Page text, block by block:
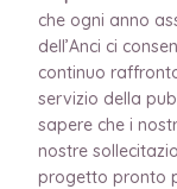
che ogni anno
dell’Anci ci
continuo
servizio della
sapere che i
nostre
progetto pronto